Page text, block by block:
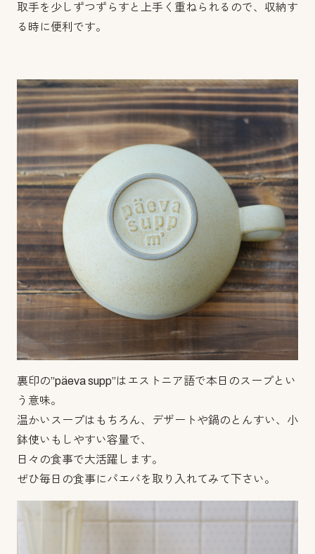
取手を少しずつずらすと上手く重ねられるので、収納す
る時に便利です。
裏印の”päeva supp”はエストニア語で本日のスープとい
う意味。
温かいスープはもちろん、デザートや鍋のとんすい、小
鉢使いもしやすい容量で、
日々の食事で大活躍します。
ぜひ毎日の食事にパエバを取り入れてみて下さい。